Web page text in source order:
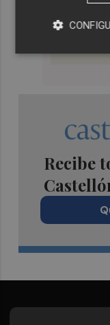
Recibe